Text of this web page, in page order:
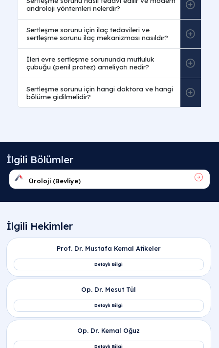
sorunu nedirsorusuna; cinsel ilişki için teknik
gerekli olan penis sertliğinin sağlanamaması veya
bu sertliğin sürdürülememesi durumudur yanıtı
verilir. Klinik androloji literatüründepenis
damarsal, sinirsel veya hormonal sapmaların
bilimsel bir sonucu olarak profesyonelce ele alınır.
Sertleşme sorunu neden olur ve sertleşme
Sertleşme sorunu sebepleri nelerdir ve sinsi
tetikleyiciler hangileridir?
Genç yaşta sertleşme sorunu neden olur ve
psikolojik etkenler nelerdir?
nasıldır?
Sertleşme sorunu yaşıyorum veya sertleşme
sorunum var diyenler ne yapmalı?
sürece nasıl yaklaşmalıdır?
Sertleşme sorunu nasıl giderilir ve sertleşme
sorunu ve çözümü nasıldır?